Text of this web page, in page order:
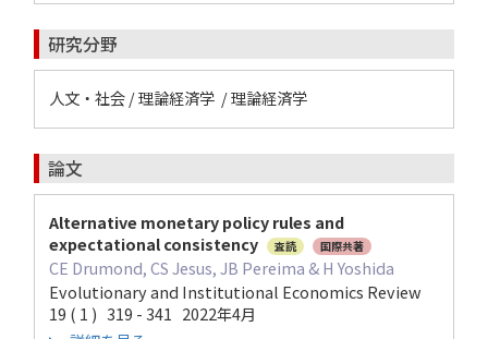
研究分野
人文・社会 / 理論経済学 / 理論経済学
論文
Alternative monetary policy rules and
expectational consistency
査読 国際共著
CE Drumond, CS Jesus, JB Pereima & H Yoshida
Evolutionary and Institutional Economics Review
19 ( 1 ) 319 - 341 2022年4月